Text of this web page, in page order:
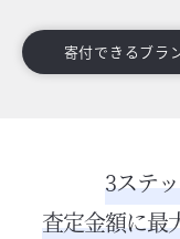
寄付できるブラ
3ステ
査定金額に最